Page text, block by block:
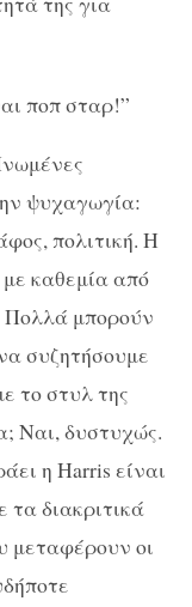
ποπ σταρ!”
ψυχαγωγία:
πολιτική. Η
καθεμία από
Πολλά μπορούν
συζητήσουμε
το στυλ της
Ναι, δυστυχώς.
η Harris είναι
διακριτικά
οι